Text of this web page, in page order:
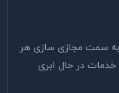
به سمت مجازی سازی هر
در حال ابری